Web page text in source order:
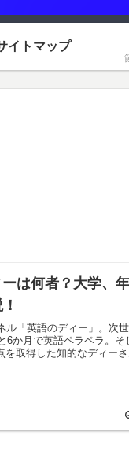
イトマップ
は何者？大学、
ル「英語のディー」。次
6か月で英語ペラペラ。そ
取得した知的なディー